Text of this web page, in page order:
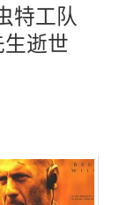
特工队
逝世